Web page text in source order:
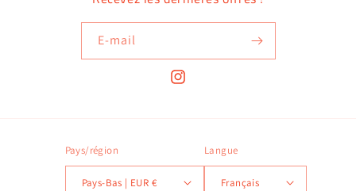
E-mail
Instagram
Pays/région
Pays-Bas | EUR €
Langue
Français